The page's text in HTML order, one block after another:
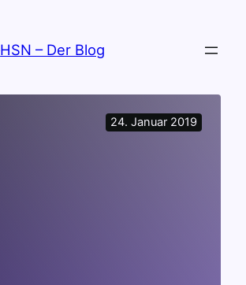
HSN – Der Blog
24. Januar 2019